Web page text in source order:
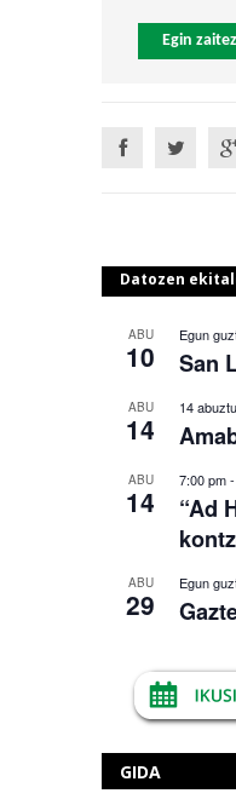
Egin
Datozen
ABU
10
Egun
San
ABU
14
14
ABU
14
7:00 pm-
“Ad
ABU
29
Egun
GIDA